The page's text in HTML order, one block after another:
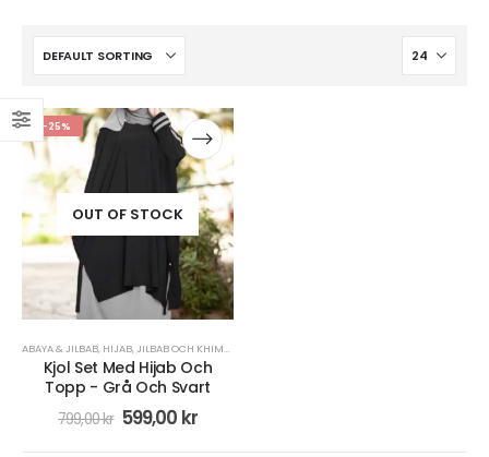
-25%
OUT OF STOCK
ABAYA & JILBAB, HIJAB,JILBAB OCH KHIMAR
Kjol Set Med Hijab Och
Topp - Grå Och Svart
799,00kr 599,00 kr